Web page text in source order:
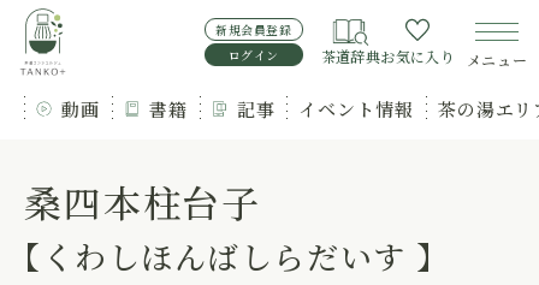
新規会員登録
ログイン
茶道辞典お気に入り メニュー
動画 書籍 記事 イベント情報 茶の湯エ
桑四本柱台子
【くわしほんばしらだいす 】